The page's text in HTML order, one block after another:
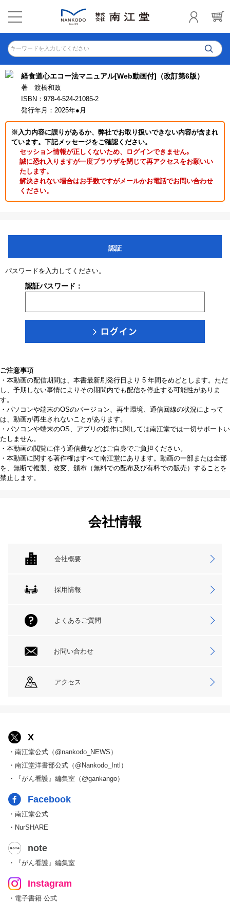
キーワードを入力してください
経食道心エコー法マニュアル[Web動画付]（改訂第6版）
著 渡橋和政
ISBN：978-4-524-21085-2
発行年月：2025年●月
※入力内容に誤りがあるか、弊社でお取り扱いできない内容が含まれ
ています。下記メッセージをご確認ください。
セッション情報が正しくないため、ログインできません｡
誠に恐れ入りますが一度ブラウザを閉じて再アクセスをお願いい
たします。
解決されない場合はお手数ですがメールかお電話でお問い合わせ
ください。
認証
パスワードを入力してください。
認証パスワード：
ご注意事項
・本動画の配信期間は、本書最新刷発行日より 5 年間をめどとします。ただ
し、予期しない事情によりその期間内でも配信を停止する可能性がありま
す。
・パソコンや端末のOSのバージョン、再生環境、通信回線の状況によって
は、動画が再生されないことがあります。
・パソコンや端末のOS、アプリの操作に関しては南江堂では一切サポートい
たしません。
・本動画の閲覧に伴う通信費などはご自身でご負担ください。
・本動画に関する著作権はすべて南江堂にあります。動画の一部または全部
を、無断で複製、改変、頒布（無料での配布及び有料での販売）することを
禁止します。
会社情報
会社概要
採用情報
よくあるご質問
お問い合わせ
アクセス
X
・南江堂公式（@nankodo_NEWS）
・南江堂洋書部公式（@Nankodo_Intl）
・『がん看護』編集室（@gankango）
Facebook
・南江堂公式
・NurSHARE
note
・『がん看護』編集室
Instagram
・電子書籍 公式